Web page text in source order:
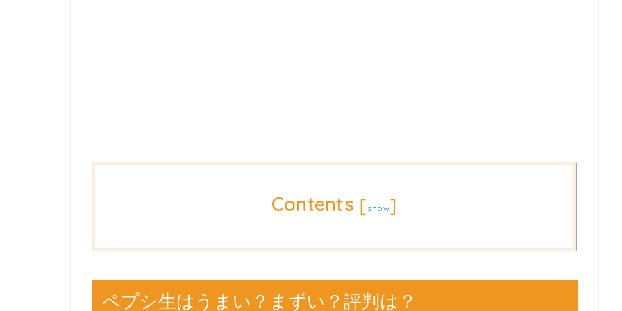
Contents [ show]
ペプシ生はうまい？まずい？評判は？